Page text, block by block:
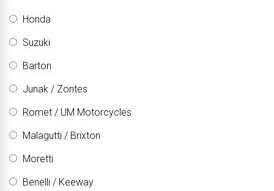
Honda
Suzuki
Barton
Junak / Zontes
Romet / UM Motorcycles
Malagutti / Brixton
Moretti
Benelli / Keeway